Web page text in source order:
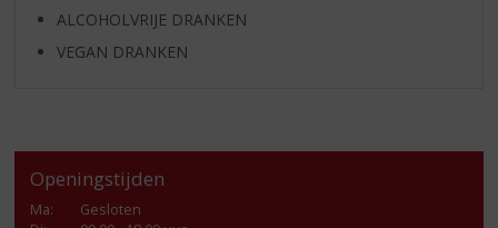
ALCOHOLVRIJE DRANKEN
VEGAN DRANKEN
Openingstijden
Ma:
Gesloten